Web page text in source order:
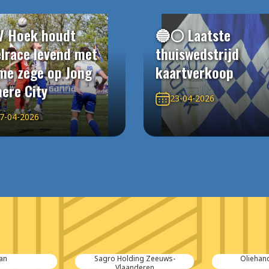
Hoek houdt
levend met
zege op Jong
City
04-2026
🔵⚪️ Laatste
thuiswedstrijd
kaartverkoop
23-04-2026
Sagro Holding Zeeuws-